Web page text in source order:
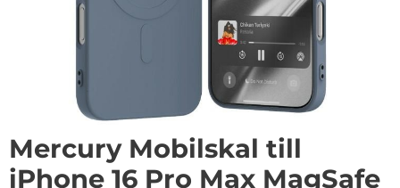
Mercury Mobilskal till
iPhone 16 Pro Max MagSafe